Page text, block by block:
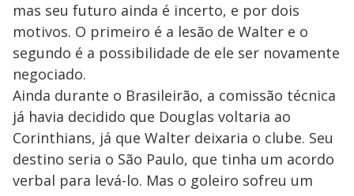
mas seu futuro ainda é incerto, e por dois
motivos. O primeiro é a lesão de Walter e o
segundo é a possibilidade de ele ser novamente
negociado.
Ainda durante o Brasileirão, a comissão técnica
já havia decidido que Douglas voltaria ao
Corinthians, já que Walter deixaria o clube. Seu
destino seria o São Paulo, que tinha um acordo
verbal para levá-lo. Mas o goleiro sofreu um